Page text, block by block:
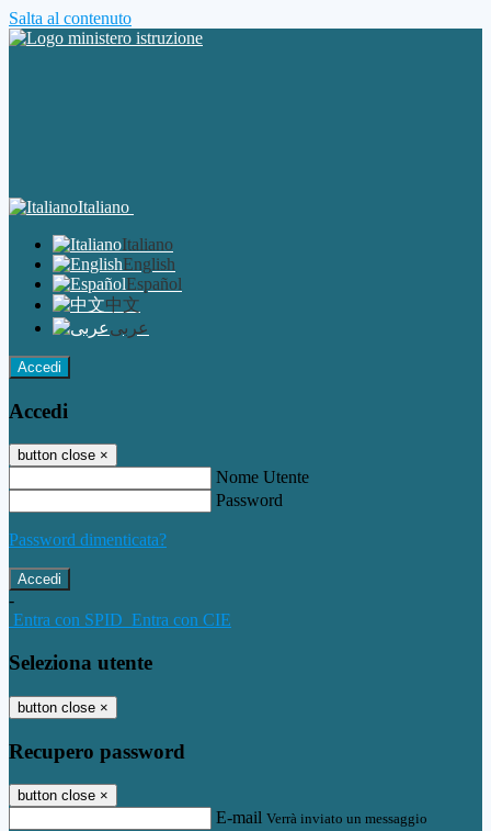
Salta al contenuto
Italiano
Italiano
English
Español
中文
عربى
Accedi
Accedi
button close ×
Nome Utente
Password
Password dimenticata?
-
Entra con SPID Entra con CIE
Seleziona utente
button close ×
Recupero password
button close ×
E-mail Verrà inviato un messaggio